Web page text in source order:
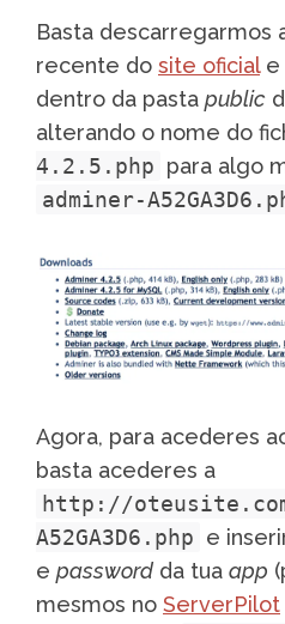
Basta descarregarmos
recente do site oficiale
dentro da pasta public
alterando o nome do
4.2.5.php para algo
adminer-
Agora, para acederes
basta acederes a
http://
A52GA3D6.php e
e password da tua app
mesmos no ServerPilot